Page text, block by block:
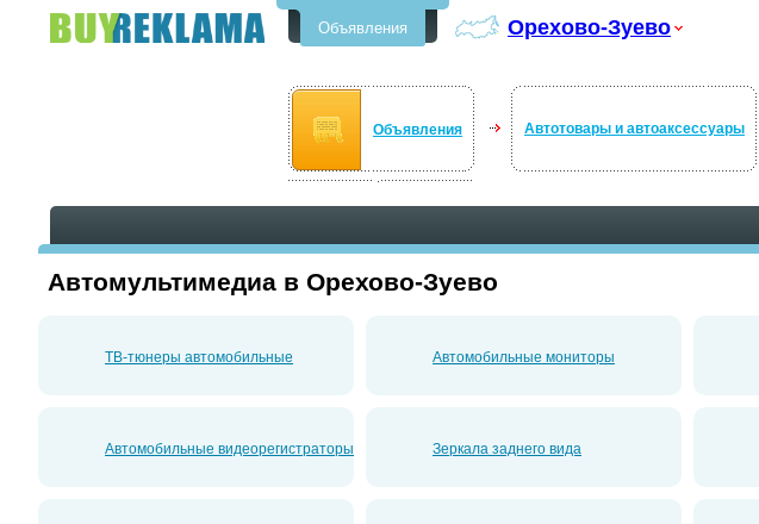
Объявления Орехово-Зуево
Объявления Автотовары и автоаксессуары
Автомультимедиа в Орехово-Зуево
ТВ-тюнеры автомобильные Автомобильные мониторы
Автомобильные видеорегистраторы Зеркала заднего вида